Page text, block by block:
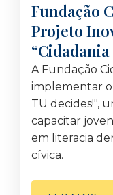
Fundação
Projeto
“Cidadania
A Fundação
implementar o
TU decides!",
capacitar
em literacia
cívica.